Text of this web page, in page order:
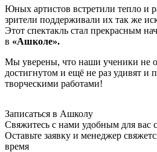
Юных артистов встретили тепло и
зрители поддерживали их так же
Этот спектакль стал прекрасным
в «Ашколе».
Мы уверены, что наши ученики не
достигнутом и ещё не раз удивят и
творческими работами!
Записаться в Ашколу
Свяжитесь с нами удобным для вас
Оставьте заявку и менеджер
время